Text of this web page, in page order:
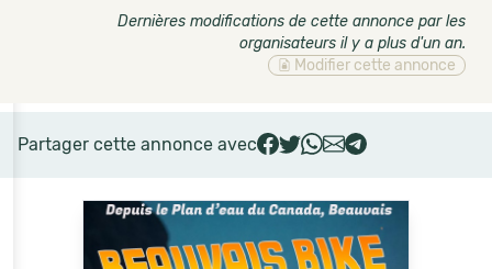
Dernières modifications de cette annonce par les
organisateurs il y a plus d'un an.
Modifier cette annonce
Partager cette annonce avec